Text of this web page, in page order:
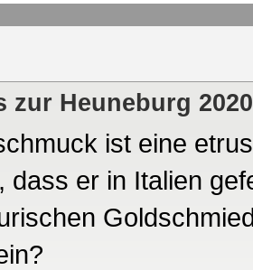
zur Heuneburg 2020
ist eine
dass er in Italien